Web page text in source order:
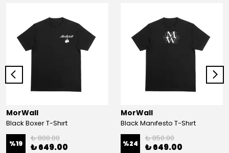
MorWall
Black Boxer T-Shırt
%19
₺ 800.00
₺ 649.00
MorWall
Black Manıfesto T-Shırt
%24
₺ 850.00
₺ 649.00